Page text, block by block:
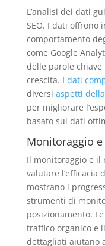
L’analisi dei dati
SEO. I dati offrono
comportamento
come Google
delle parole
crescita. I dati
diversi aspetti della
per migliorare
basato sui dati
Monitoraggio
Il monitoraggio e
valutare l’efficacia
mostrano i
strumenti di
posizionamento.
traffico organico e
dettagliati aiutano